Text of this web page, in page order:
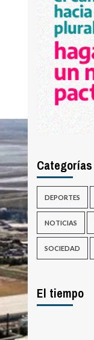
Categorías
DEPORTES
NOTICIAS
SOCIEDAD
El tiempo